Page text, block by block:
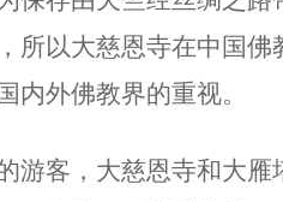
所以大慈恩寺在中国佛
内外佛教界的重视。
客，大慈恩寺和大雁